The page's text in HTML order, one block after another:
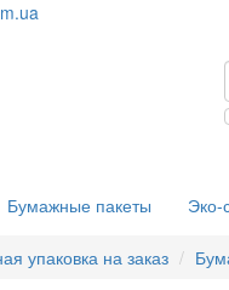
Бумажные пакеты Эко-
упаковка на заказ